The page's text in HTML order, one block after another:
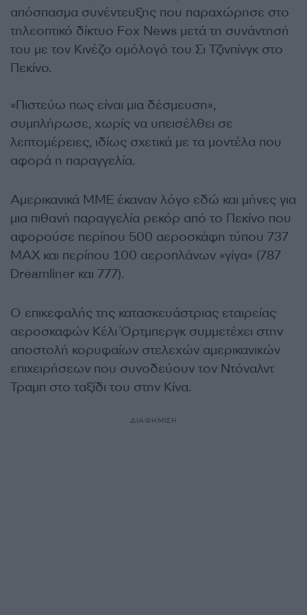
απόσπασμα συνέντευξης που παραχώρησε στο
τηλεοπτικό δίκτυο Fox News μετά τη συνάντησή
του με τον Κινέζο ομόλογό του Σι Τζινπίνγκ στο
Πεκίνο.
«Πιστεύω πως είναι μια δέσμευση»,
συμπλήρωσε, χωρίς να υπεισέλθει σε
λεπτομέρειες, ιδίως σχετικά με τα μοντέλα που
αφορά η παραγγελία.
Αμερικανικά ΜΜΕ έκαναν λόγο εδώ και μήνες για
μια πιθανή παραγγελία ρεκόρ από το Πεκίνο που
αφορούσε περίπου 500 αεροσκάφη τύπου 737
MAX και περίπου 100 αεροπλάνων «γίγα» (787
Dreamliner και 777).
Ο επικεφαλής της κατασκευάστριας εταιρείας
αεροσκαφών Κέλι Όρτμπεργκ συμμετέχει στην
αποστολή κορυφαίων στελεχών αμερικανικών
επιχειρήσεων που συνοδεύουν τον Ντόναλντ
Τραμπ στο ταξίδι του στην Κίνα.
ΔΙΑΦΗΜΙΣΗ